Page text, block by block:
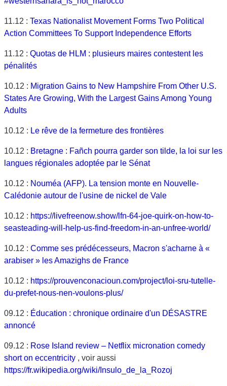
11.12 : Texas Nationalist Movement Forms Two Political
Action Committees To Support Independence Efforts
11.12 : Quotas de HLM : plusieurs maires contestent les
pénalités
10.12 : Migration Gains to New Hampshire From Other U.S.
States Are Growing, With the Largest Gains Among Young
Adults
10.12 : Le rêve de la fermeture des frontières
10.12 : Bretagne : Fañch pourra garder son tilde, la loi sur les
langues régionales adoptée par le Sénat
10.12 : Nouméa (AFP). La tension monte en Nouvelle-
Calédonie autour de l'usine de nickel de Vale
10.12 : https://livefreenow.show/lfn-64-joe-quirk-on-how-to-
seasteading-will-help-us-find-freedom-in-an-unfree-world/
10.12 : Comme ses prédécesseurs, Macron s'acharne à «
arabiser » les Amazighs de France
10.12 : https://prouvenconacioun.com/project/loi-sru-tutelle-
du-prefet-nous-nen-voulons-plus/
09.12 : Éducation : chronique ordinaire d'un DÉSASTRE
annoncé
09.12 : Rose Island review – Netflix micronation comedy
short on eccentricity , voir aussi
https://fr.wikipedia.org/wiki/Insulo_de_la_Rozoj